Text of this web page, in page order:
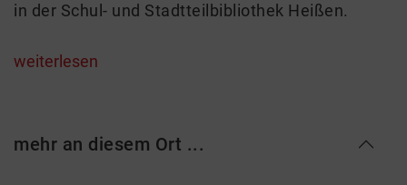
in der Schul- und Stadtteilbibliothek Heißen.
weiterlesen
mehr an diesem Ort ...